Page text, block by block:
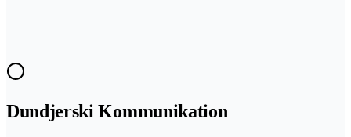
Dundjerski Kommunikation